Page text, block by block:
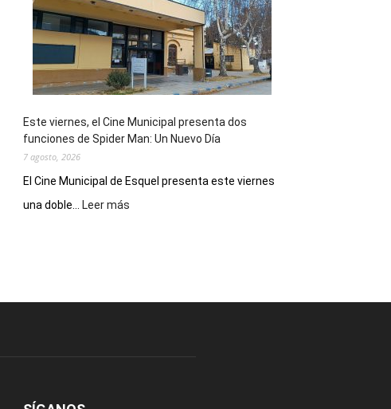
potencial
como
destino
de
reuniones
y
deportivos
Este viernes, el Cine Municipal presenta dos
funciones de Spider Man: Un Nuevo Día
7 agosto, 2026
El Cine Municipal de Esquel presenta este viernes
una doble...
Leer más
presenta